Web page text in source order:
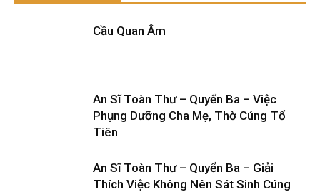
Cầu Quan Âm
An Sĩ Toàn Thư – Quyển Ba – Việc
Phụng Dưỡng Cha Mẹ, Thờ Cúng Tổ
Tiên
An Sĩ Toàn Thư – Quyển Ba – Giải
Thích Việc Không Nên Sát Sinh Cúng